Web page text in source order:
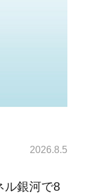
2026.8.5
ル銀河で8